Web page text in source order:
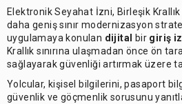
Elektronik Seyahat İzni, Birleşik
daha geniş sınır modernizasyon
uygulamaya konulan dijital bir giriş
Krallık sınırına ulaşmadan önce ön
sağlayarak güvenliği artırmak üzere
Yolcular, kişisel bilgilerini, pasaport
güvenlik ve göçmenlik sorusunu